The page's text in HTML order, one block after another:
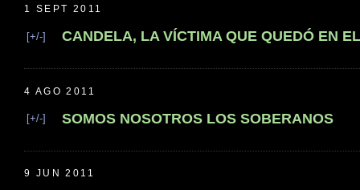
1 SEPT 2011
[+/-] CANDELA, LA VÍCTIMA QUE QUEDÓ EN
4 AGO 2011
[+/-] SOMOS NOSOTROS LOS SOBERANOS
9 JUN 2011